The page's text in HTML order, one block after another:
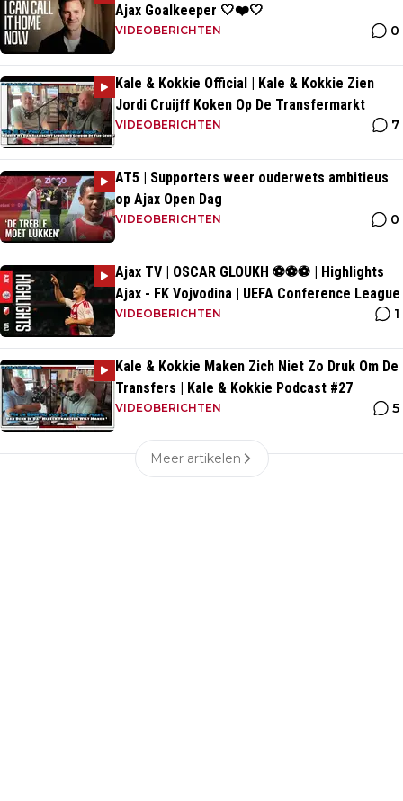
Ajax Goalkeeper 🤍❤️🤍
VIDEOBERICHTEN 0
Kale & Kokkie Official | Kale & Kokkie Zien
Jordi Cruijff Koken Op De Transfermarkt
VIDEOBERICHTEN 7
AT5 | Supporters weer ouderwets ambitieus
op Ajax Open Dag
VIDEOBERICHTEN 0
Ajax TV | OSCAR GLOUKH ⚽️⚽️⚽️ | Highlights
Ajax - FK Vojvodina | UEFA Conference League
VIDEOBERICHTEN 1
Kale & Kokkie Maken Zich Niet Zo Druk Om De
Transfers | Kale & Kokkie Podcast #27
VIDEOBERICHTEN 5
Meer artikelen